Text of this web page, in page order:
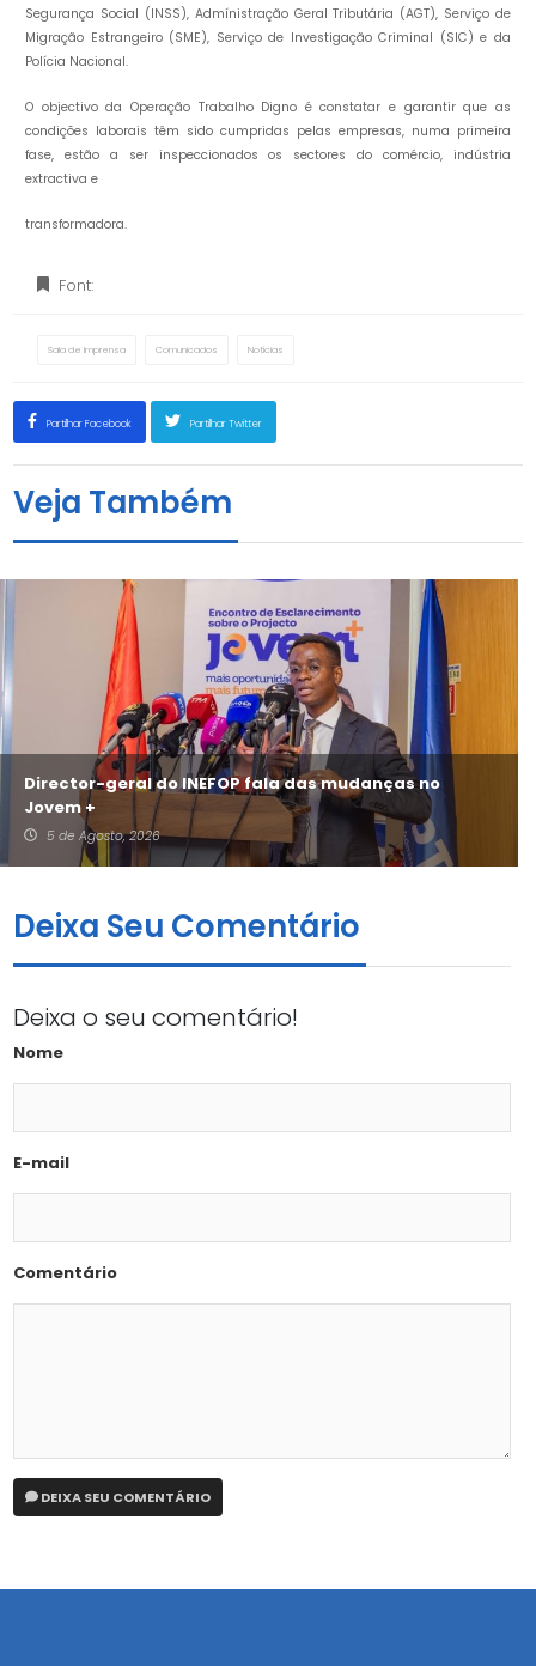
Segurança Social (INSS), Admínistração Geral Tributária (AGT), Serviço de
Migração Estrangeiro (SME), Serviço de Investigação Criminal (SIC) e da
Polícia Nacional.
O objectivo da Operação Trabalho Digno é constatar e garantir que as
condições laborais têm sido cumpridas pelas empresas, numa primeira
fase, estão a ser inspeccionados os sectores do comércio, indústria
extractiva e
transformadora.
Font:
Sala de Imprensa Comunicados Notícias
Partilhar Facebook Partilhar Twitter
Veja Também
Director-geral do INEFOP fala das mudanças no
Jovem +
5 de Agosto, 2026
Deixa Seu Comentário
Deixa o seu comentário!
Nome
E-mail
Comentário
DEIXA SEU COMENTÁRIO